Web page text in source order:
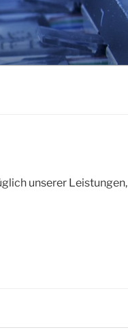
unserer Leistungen,